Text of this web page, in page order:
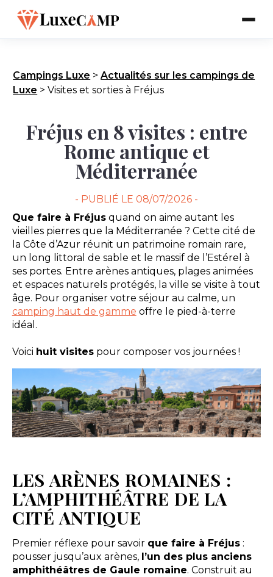
Campings Luxe >Actualités sur les campings de
Luxe >Visites et sorties à Fréjus
Fréjus en 8 visites : entre
Rome antique et
Méditerranée
- PUBLIÉ LE 08/07/2026 -
Que faire à Fréjusquand on aime autant les
vieilles pierres que la Méditerranée ? Cette cité de
la Côte d’Azur réunit un patrimoine romain rare,
un long littoral de sable et le massif de l’Estérel à
ses portes. Entre arènes antiques, plages animées
et espaces naturels protégés, la ville se visite à tout
âge. Pour organiser votre séjour au calme, un
camping haut de gamme offre le pied-à-terre
idéal.
Voici huit visitespour composer vos journées !
LES ARÈNES ROMAINES :
L’AMPHITHÉÂTRE DE LA
CITÉ ANTIQUE
Premier réflexe pour savoir que faire à Fréjus:
pousser jusqu’aux arènes, l’un des plus anciens
amphithéâtres de Gaule romaine. Construit au